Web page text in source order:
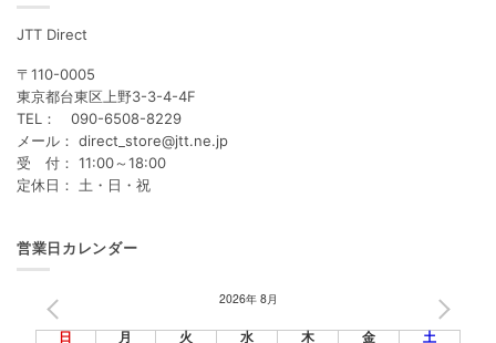
JTT Direct
〒110-0005
東京都台東区上野3-3-4-4F
TEL： 090-6508-8229
メール： direct_store@jtt.ne.jp
受 付： 11:00～18:00
定休日： 土・日・祝
営業日カレンダー
2026年 8月
日 月 火 水 木 金 土